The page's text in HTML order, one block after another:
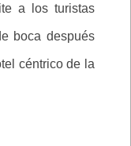
a los turistas
boca después
céntrico de la